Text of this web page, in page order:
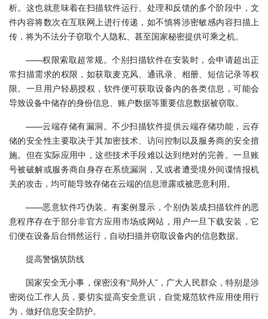
析。这也就意味着在扫描软件运行、处理和反馈的多个阶段中，文
件内容将数次在互联网上进行传递，如不慎将涉密敏感内容扫描上
传，将为不法分子窃取个人隐私、甚至国家秘密提供可乘之机。
——权限索取超常规。个别扫描软件在安装时，会申请超出正
常扫描需求的权限，如获取麦克风、通讯录、相册、短信记录等权
限。一旦用户轻易授权，软件便可获取设备内的各类信息，可能会
导致设备中储存的身份信息、账户数据等重要信息数据被窃取。
——云端存储有漏洞。不少扫描软件提供云端存储功能，云存
储的安全性主要取决于其加密技术、访问控制以及服务商的安全措
施。但在实际应用中，这些技术手段难以达到绝对的完善。一旦账
号被破解或服务商自身存在系统漏洞，又或者遭受境外间谍情报机
关的攻击，均可能导致存储在云端的信息泄露或被恶意利用。
——恶意软件巧伪装。有案例显示，个别伪装成扫描软件的恶
意程序存在于部分非官方应用市场或网站，用户一旦下载安装，它
们便在设备后台悄然运行，自动扫描并窃取设备内的信息数据。
提高警惕筑防线
国家安全无小事，保密没有“局外人”，广大人民群众，特别是涉
密岗位工作人员，要切实提高安全意识，自觉规范软件应用使用行
为，做好信息安全防护。